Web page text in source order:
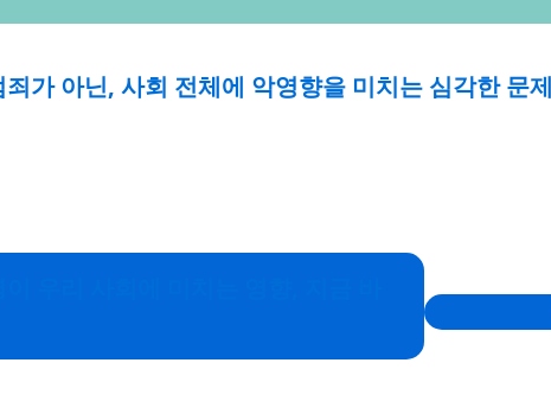
가 아닌, 사회 전체에 악영향을 미치는 심각한 문